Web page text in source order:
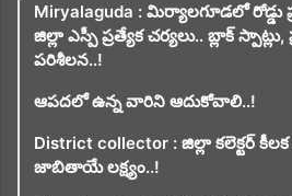
Miryalaguda : మిర్యాలగూడలో రోడ్డు
జిల్లా ఎస్పీ ప్రత్యేక చర్యలు.. బ్లాక్
పరిశీలన..!
ఆపదలో ఉన్న వారిని ఆదుకోవాలి..!
District collector : జిల్లా కలెక్టర్
జాబితాయే లక్ష్యం..!